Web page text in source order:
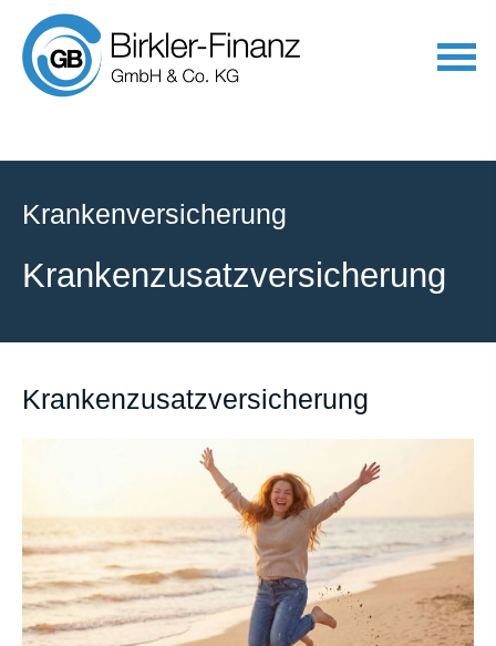
Kranken­ver­si­che­rung
Kranken­zusatz­ver­si­che­rung
Kranken­zusatz­ver­si­che­rung